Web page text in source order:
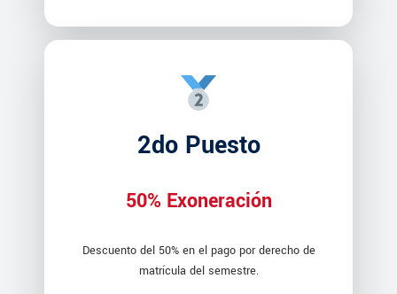
2do Puesto
50% Exoneración
Descuento del 50% en el pago por derecho de
matrícula del semestre.